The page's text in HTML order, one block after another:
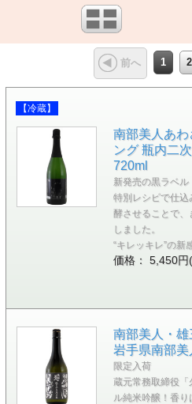
前へ 1 2
【冷蔵】
南部美人あわ
ング 瓶内二
720ml
新発売の黒ラベル
特別レシピで仕込
酵させることで
しました。
“キレッキレ”の新
価格： 5,450
南部美人・
岩手県南部美
限定入荷
蔵元常務取締役「
ル純米吟醸！香り